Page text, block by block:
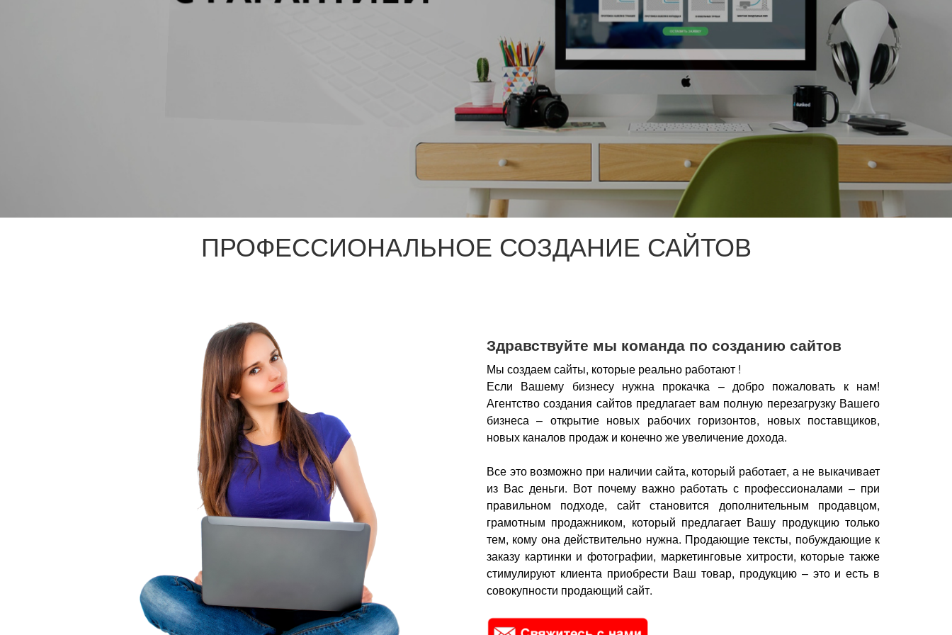
ПРОФЕССИОНАЛЬНОЕ СОЗДАНИЕ САЙТОВ
Здравствуйте мы команда по созданию сайтов
Мы создаем сайты, которые реально работают !
Если Вашему бизнесу нужна прокачка – добро пожаловать к нам!
Агентство создания сайтов предлагает вам полную перезагрузку Вашего
бизнеса – открытие новых рабочих горизонтов, новых поставщиков,
новых каналов продаж и конечно же увеличение дохода.
Все это возможно при наличии сайта, который работает, а не выкачивает
из Вас деньги. Вот почему важно работать с профессионалами – при
правильном подходе, сайт становится дополнительным продавцом,
грамотным продажником, который предлагает Вашу продукцию только
тем, кому она действительно нужна. Продающие тексты, побуждающие к
заказу картинки и фотографии, маркетинговые хитрости, которые также
стимулируют клиента приобрести Ваш товар, продукцию – это и есть в
совокупности продающий сайт.